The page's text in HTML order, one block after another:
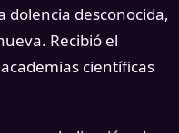
dolencia desconocida,
Recibió el
científicas